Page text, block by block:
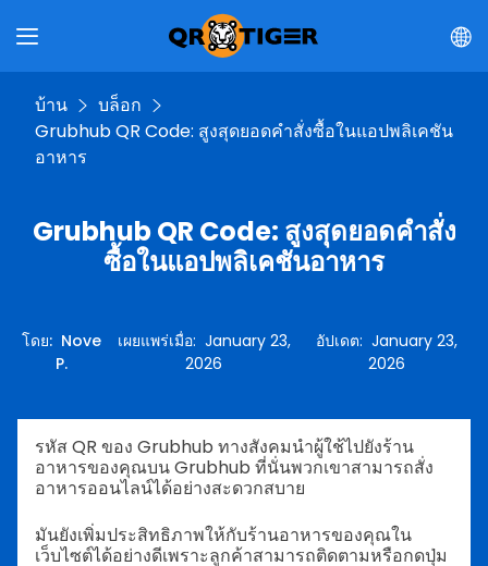
บ้าน
บล็อก
Grubhub QR Code: สูงสุดยอดคำสั่งซื้อในแอปพลิเคชัน
อาหาร
Grubhub QR Code: สูงสุดยอดคำสั่ง
ซื้อในแอปพลิเคชันอาหาร
โดย: Nove
P.
เผยแพร่เมื่อ: January 23,
2026
อัปเดต: January 23,
2026
รหัส QR ของ Grubhub ทางสังคมนำผู้ใช้ไปยังร้าน
อาหารของคุณบน Grubhub ที่นั่นพวกเขาสามารถสั่ง
อาหารออนไลน์ได้อย่างสะดวกสบาย
มันยังเพิ่มประสิทธิภาพให้กับร้านอาหารของคุณใน
เว็บไซต์ได้อย่างดีเพราะลูกค้าสามารถติดตามหรือกดปุ่ม